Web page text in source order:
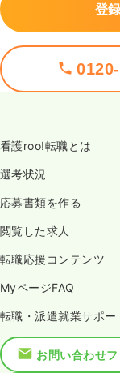
登
看護roo!転職とは
選考状況
応募書類を作る
閲覧した求人
転職応援コンテンツ
MyページFAQ
転職・派遣就業サポ
お問い合わせ